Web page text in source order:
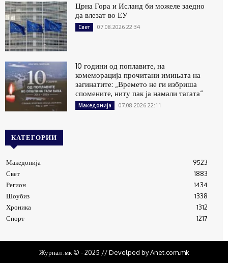
Црна Гора и Исланд би можеле заедно
да влезат во ЕУ
Свет 07.08.2026 22:34
10 години од поплавите, на
комеморација прочитани имињата на
загинатите: „Времето не ги избриша
спомените, ниту пак ја намали тагата“
Македонија 07.08.2026 22:11
КАТЕГОРИИ
Македонија
9523
Свет
1883
Регион
1434
Шоубиз
1338
Хроника
1312
Спорт
1217
Журнал .мк © - 2025 // Develped by Anet.com.mk